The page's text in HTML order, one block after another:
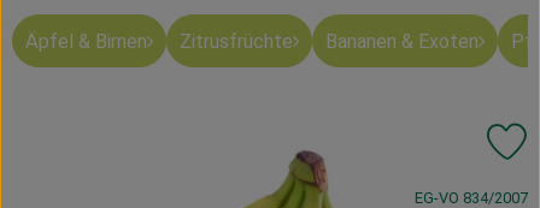
Mahlitzscher Produkte
Äpfel & Birnen Zitrusfrüchte Bananen & Exoten
, Verband:
EG-VO 834/2007